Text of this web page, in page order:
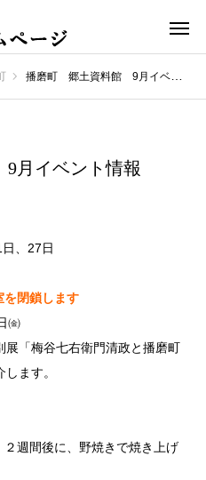
播磨町 郷土資料館 9月イベント情報
イベント情報
、27日
を閉鎖します
㈮
「梅谷七右衛門清政と播磨町
ます。
週間後に、野焼きで焼き上げ